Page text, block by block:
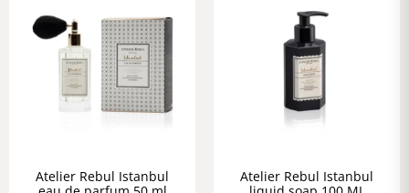
Atelier Rebul Istanbul
Atelier Rebul Istanbul